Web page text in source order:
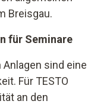
Breisgau.
für Seminare
sind eine
Für TESTO
an den